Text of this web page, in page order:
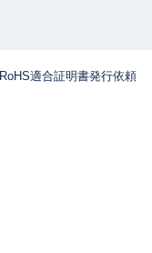
RoHS適合証明書発行依頼